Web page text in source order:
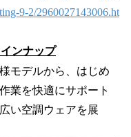
9-2/2960027143006.ht
ンナップ
モデルから、はじめ
業を快適にサポート
い空調ウェアを展